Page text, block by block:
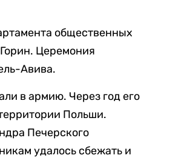
общественных
Церемония
Авива.
в армию. Через год его
Польши.
Печерского
удалось сбежать и